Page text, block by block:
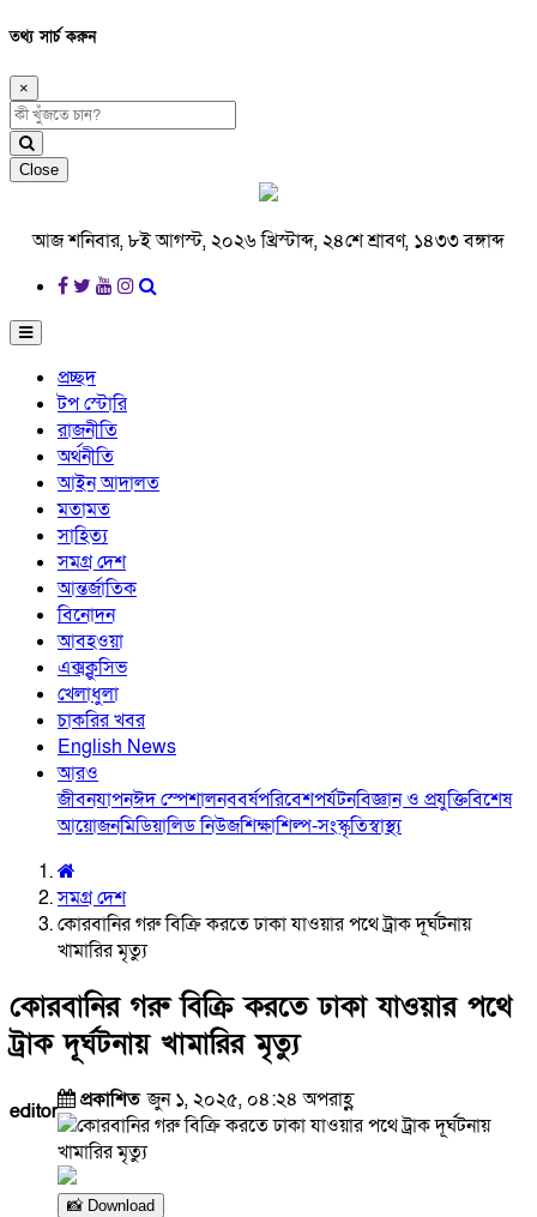
তথ্য সার্চ করুন
×
Close
আজ শনিবার, ৮ই আগস্ট, ২০২৬ খ্রিস্টাব্দ, ২৪শে শ্রাবণ, ১৪৩৩ বঙ্গাব্দ
প্রচ্ছদ
টপ স্টোরি
রাজনীতি
অর্থনীতি
আইন আদালত
মতামত
সাহিত্য
সমগ্র দেশ
আন্তর্জাতিক
বিনোদন
আবহওয়া
এক্সক্লুসিভ
খেলাধুলা
চাকরির খবর
English News
আরও
জীবনযাপনঈদ স্পেশালনববর্ষপরিবেশপর্যটনবিজ্ঞান ও প্রযুক্তিবিশেষ
আয়োজনমিডিয়ালিড নিউজশিক্ষাশিল্প-সংস্কৃতিস্বাস্থ্য
সমগ্র দেশ
কোরবানির গরু বিক্রি করতে ঢাকা যাওয়ার পথে ট্রাক দূর্ঘটনায়
খামারির মৃত্যু
কোরবানির গরু বিক্রি করতে ঢাকা যাওয়ার পথে
ট্রাক দূর্ঘটনায় খামারির মৃত্যু
editor প্রকাশিতজুন ১, ২০২৫, ০৪:২৪ অপরাহ্ণ
📸 Download